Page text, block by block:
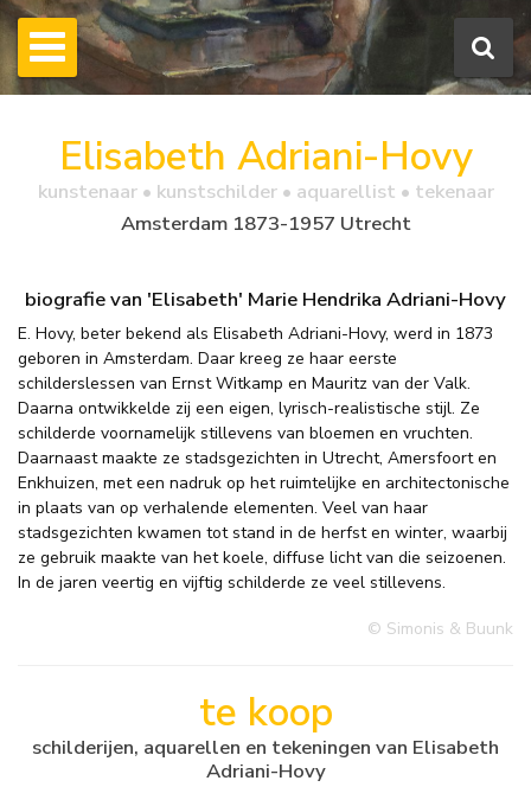
Elisabeth Adriani-Hovy
kunstenaar • kunstschilder • aquarellist • tekenaar
Amsterdam 1873-1957 Utrecht
biografie van 'Elisabeth' Marie Hendrika Adriani-Hovy
E. Hovy, beter bekend als Elisabeth Adriani-Hovy, werd in 1873
geboren in Amsterdam. Daar kreeg ze haar eerste
schilderslessen van Ernst Witkamp en Mauritz van der Valk.
Daarna ontwikkelde zij een eigen, lyrisch-realistische stijl. Ze
schilderde voornamelijk stillevens van bloemen en vruchten.
Daarnaast maakte ze stadsgezichten in Utrecht, Amersfoort en
Enkhuizen, met een nadruk op het ruimtelijke en architectonische
in plaats van op verhalende elementen. Veel van haar
stadsgezichten kwamen tot stand in de herfst en winter, waarbij
ze gebruik maakte van het koele, diffuse licht van die seizoenen.
In de jaren veertig en vijftig schilderde ze veel stillevens.
© Simonis & Buunk
te koop
schilderijen, aquarellen en tekeningen van Elisabeth
Adriani-Hovy